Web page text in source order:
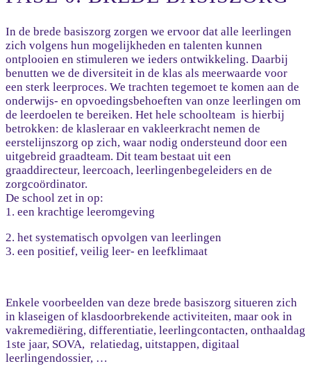
In de brede basiszorg zorgen we ervoor dat alle leerlingen
zich volgens hun mogelijkheden en talenten kunnen
ontplooien en stimuleren we ieders ontwikkeling. Daarbij
benutten we de diversiteit in de klas als meerwaarde voor
een sterk leerproces. We trachten tegemoet te komen aan de
onderwijs- en opvoedingsbehoeften van onze leerlingen om
de leerdoelen te bereiken. Het hele schoolteam is hierbij
betrokken: de klasleraar en vakleerkracht nemen de
eerstelijnszorg op zich, waar nodig ondersteund door een
uitgebreid graadteam. Dit team bestaat uit een
graaddirecteur, leercoach, leerlingenbegeleiders en de
zorgcoördinator.
De school zet in op:
1. een krachtige leeromgeving
2. het systematisch opvolgen van leerlingen
3. een positief, veilig leer- en leefklimaat
Enkele voorbeelden van deze brede basiszorg situeren zich
in klaseigen of klasdoorbrekende activiteiten, maar ook in
vakremediëring, differentiatie, leerlingcontacten, onthaaldag
1ste jaar, SOVA, relatiedag, uitstappen, digitaal
leerlingendossier, …